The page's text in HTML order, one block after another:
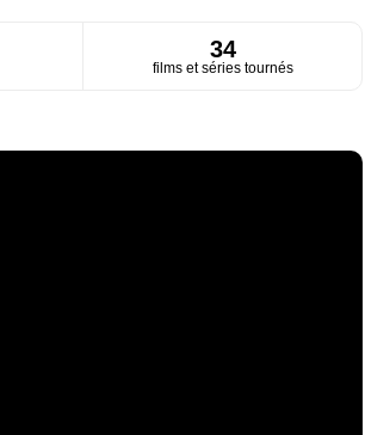
34
films et séries tournés